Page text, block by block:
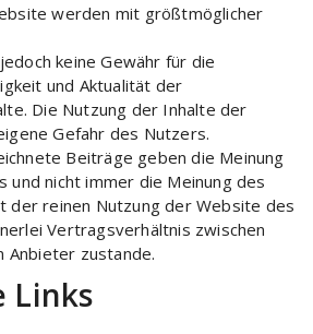
werden mit größtmöglicher
keine Gewähr für die
und Aktualität der
Die Nutzung der Inhalte der
Gefahr des Nutzers.
Beiträge geben die Meinung
und nicht immer die Meinung des
der reinen Nutzung der Website des
Vertragsverhältnis zwischen
Anbieter zustande.
Links